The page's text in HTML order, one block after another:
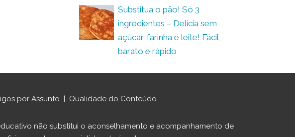
Substitua o pão! Só 3
ingredientes – Delícia sem
açúcar, farinha e leite! Fácil,
barato e rápido
por Assunto | Qualidade do Conteúdo
não substitui o aconselhamento e acompanhamento de